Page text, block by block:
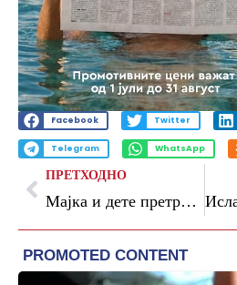
Facebook Twitter
Telegram WhatsApp
ПРЕТХОДНО
Мајка и дете претрпеа изгореници додека бегаа од зградата во која удри руски дрон